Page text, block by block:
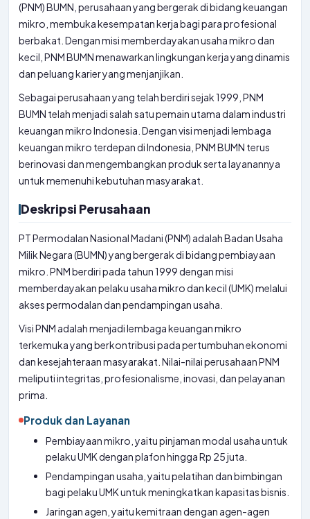
(PNM) BUMN, perusahaan yang bergerak di bidang keuangan
mikro, membuka kesempatan kerja bagi para profesional
berbakat. Dengan misi memberdayakan usaha mikro dan
kecil, PNM BUMN menawarkan lingkungan kerja yang dinamis
dan peluang karier yang menjanjikan.
Sebagai perusahaan yang telah berdiri sejak 1999, PNM
BUMN telah menjadi salah satu pemain utama dalam industri
keuangan mikro Indonesia. Dengan visi menjadi lembaga
keuangan mikro terdepan di Indonesia, PNM BUMN terus
berinovasi dan mengembangkan produk serta layanannya
untuk memenuhi kebutuhan masyarakat.
Deskripsi Perusahaan
PT Permodalan Nasional Madani (PNM) adalah Badan Usaha
Milik Negara (BUMN) yang bergerak di bidang pembiayaan
mikro. PNM berdiri pada tahun 1999 dengan misi
memberdayakan pelaku usaha mikro dan kecil (UMK) melalui
akses permodalan dan pendampingan usaha.
Visi PNM adalah menjadi lembaga keuangan mikro
terkemuka yang berkontribusi pada pertumbuhan ekonomi
dan kesejahteraan masyarakat. Nilai-nilai perusahaan PNM
meliputi integritas, profesionalisme, inovasi, dan pelayanan
prima.
Produk dan Layanan
Pembiayaan mikro, yaitu pinjaman modal usaha untuk
pelaku UMK dengan plafon hingga Rp 25 juta.
Pendampingan usaha, yaitu pelatihan dan bimbingan
bagi pelaku UMK untuk meningkatkan kapasitas bisnis.
Jaringan agen, yaitu kemitraan dengan agen-agen